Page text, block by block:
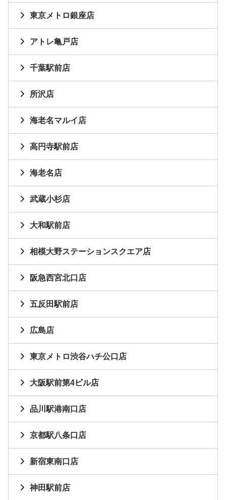
東京メトロ銀座店
アトレ亀戸店
千葉駅前店
所沢店
海老名マルイ店
高円寺駅前店
海老名店
武蔵小杉店
大和駅前店
相模大野ステーションスクエア店
阪急西宮北口店
五反田駅前店
広島店
東京メトロ渋谷ハチ公口店
大阪駅前第4ビル店
品川駅港南口店
京都駅八条口店
新宿東南口店
神田駅前店